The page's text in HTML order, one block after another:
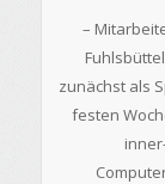
–
zunächst als
festen